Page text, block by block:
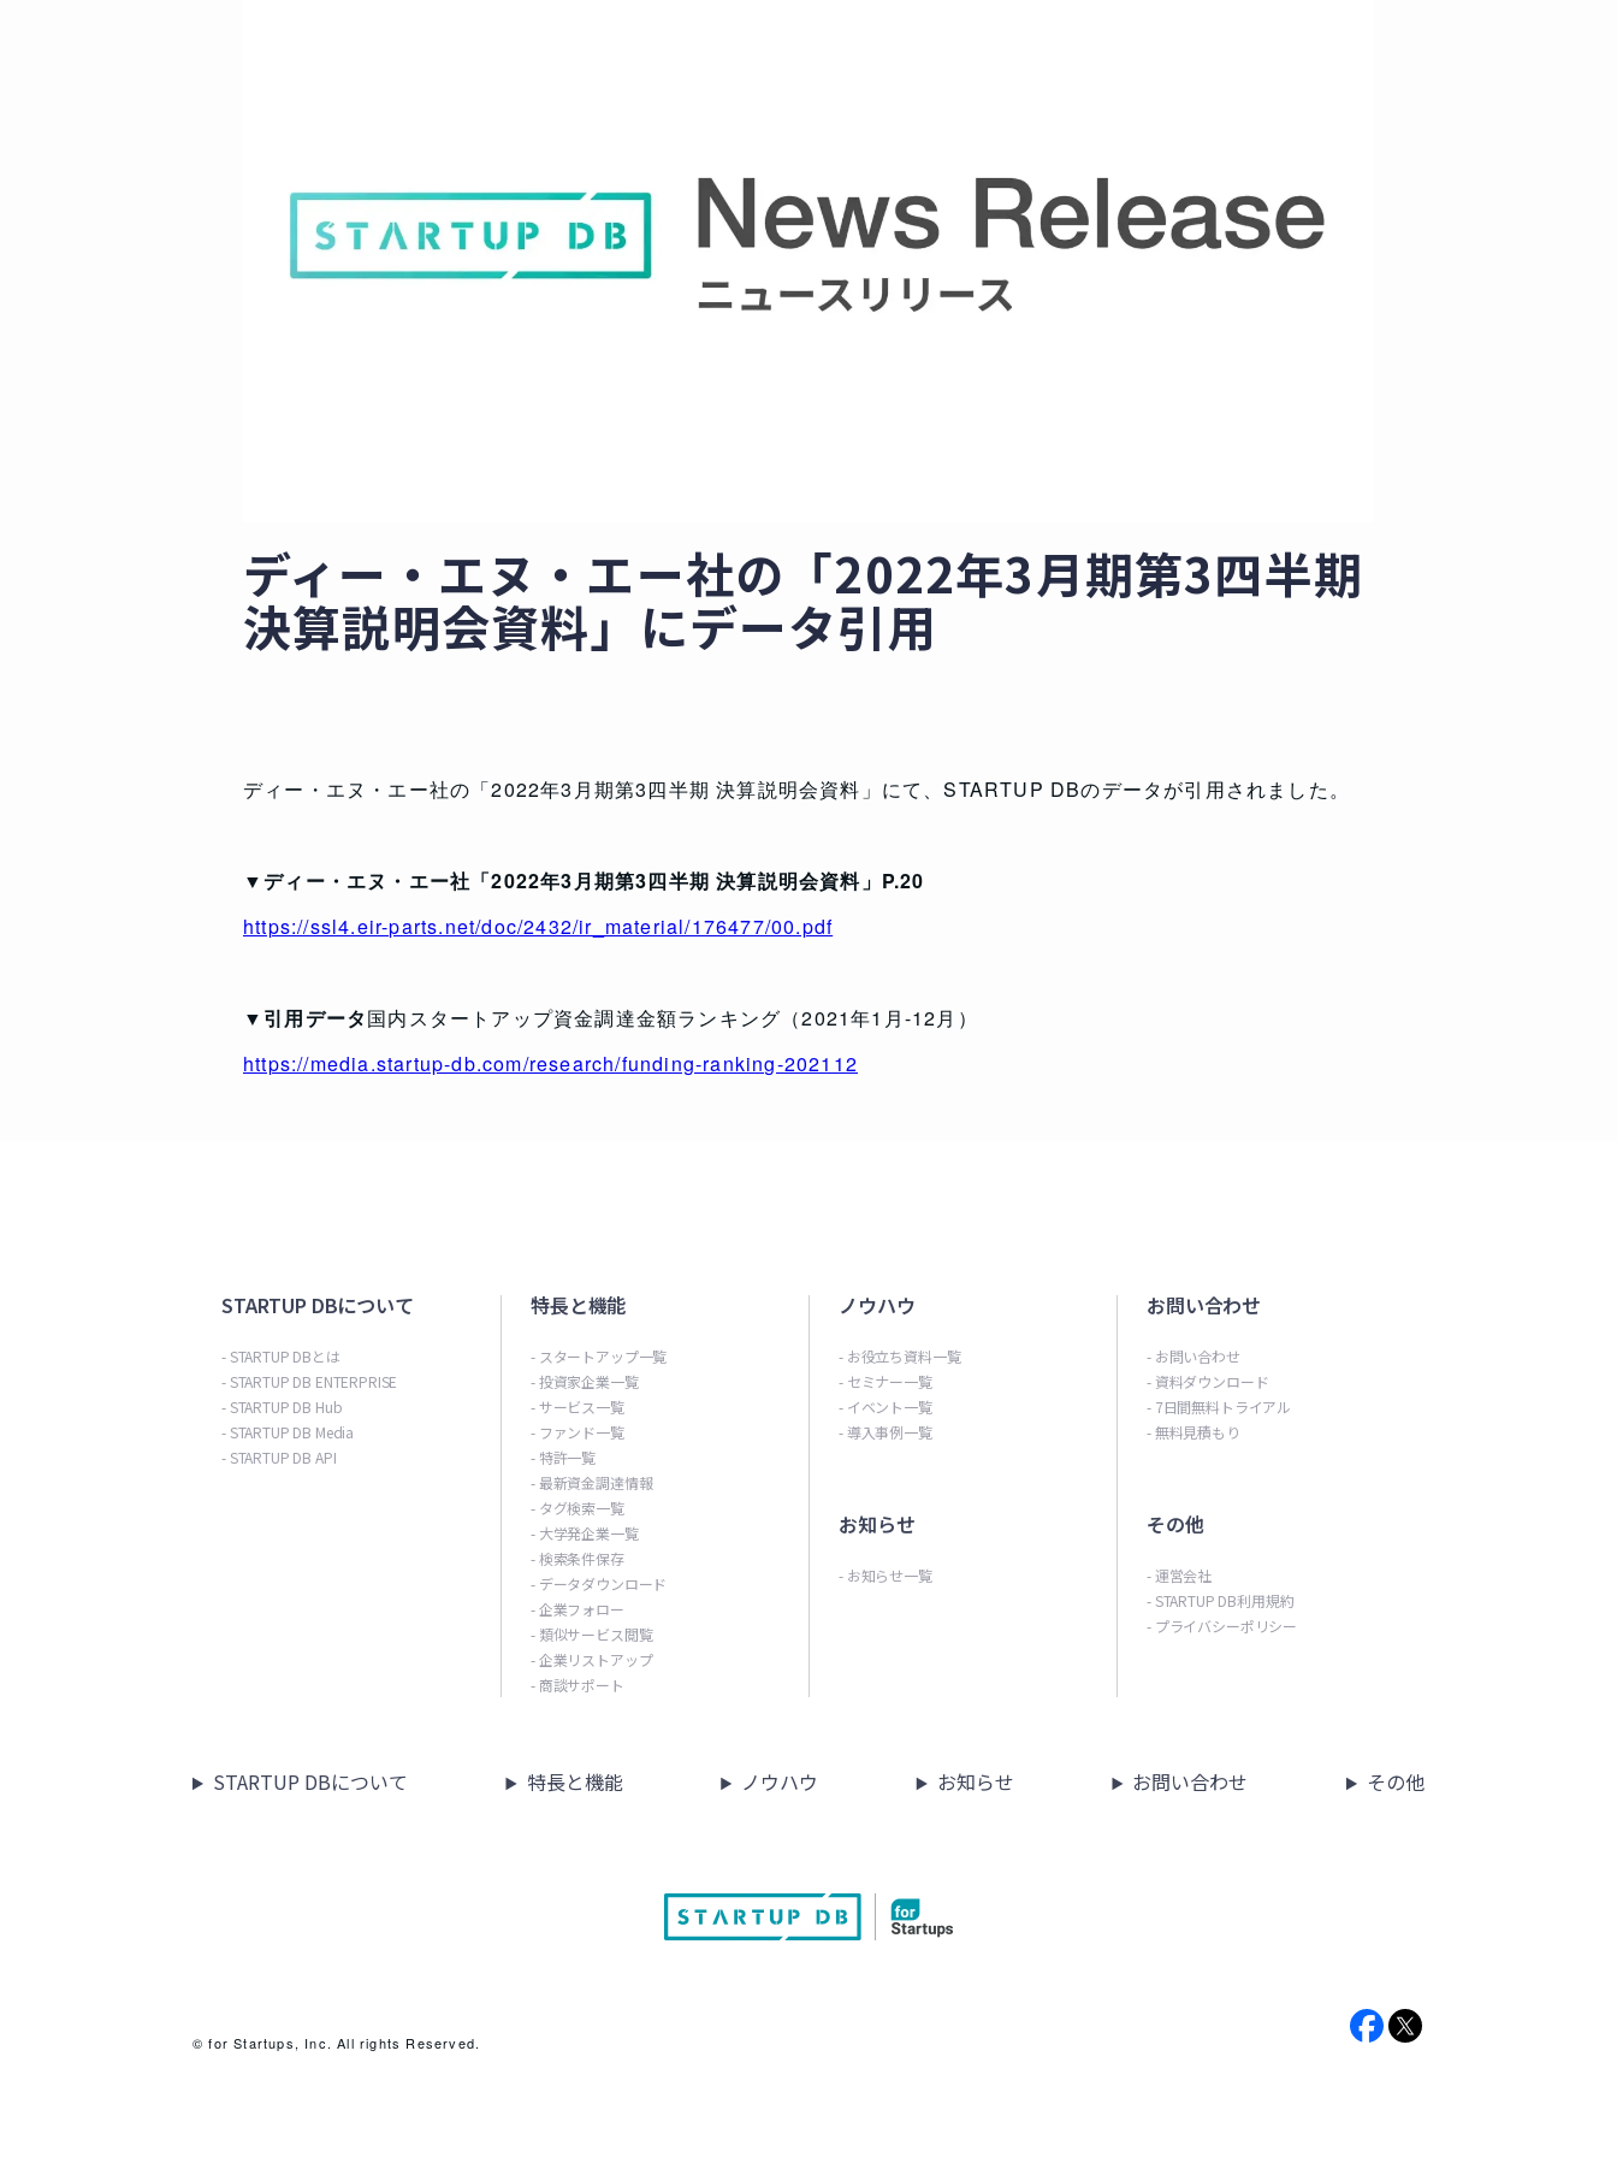
ディー・エヌ・エー社の「2022年3月期第3四半期
決算説明会資料」にデータ引用
ディー・エヌ・エー社の「2022年3月期第3四半期 決算説明会資料」にて、STARTUP DBのデータが引用されました。
▼ディー・エヌ・エー社「2022年3月期第3四半期 決算説明会資料」P.20
https://ssl4.eir-parts.net/doc/2432/ir_material/176477/00.pdf
▼ 引用データ国内スタートアップ資金調達金額ランキング（2021年1月-12月）
https://media.startup-db.com/research/funding-ranking-202112
STARTUP DBについて
- STARTUP DBとは
- STARTUP DB ENTERPRISE
- STARTUP DB Hub
- STARTUP DB Media
- STARTUP DB API
特長と機能
- スタートアップ一覧
- 投資家企業一覧
- サービス一覧
- ファンド一覧
- 特許一覧
- 最新資金調達情報
- タグ検索一覧
- 大学発企業一覧
- 検索条件保存
- データダウンロード
- 企業フォロー
- 類似サービス閲覧
- 企業リストアップ
- 商談サポート
ノウハウ
- お役立ち資料一覧
- セミナー一覧
- イベント一覧
- 導入事例一覧
お知らせ
- お知らせ一覧
お問い合わせ
- お問い合わせ
- 資料ダウンロード
- 7日間無料トライアル
- 無料見積もり
その他
- 運営会社
- STARTUP DB利用規約
- プライバシーポリシー
STARTUP DBについて 特長と機能 ノウハウ お知らせ お問い合わせ その他
© for Startups, Inc. All rights Reserved.